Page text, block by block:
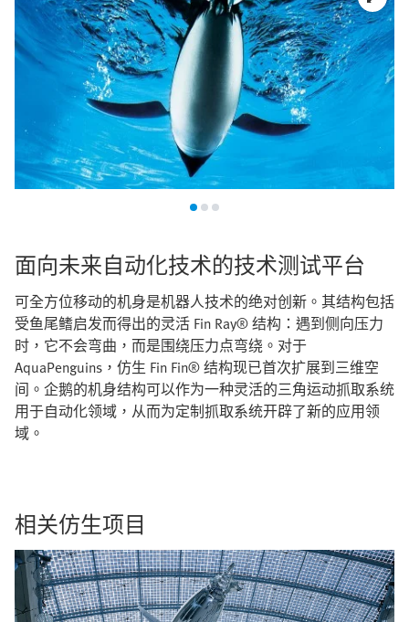
面向未来自动化技术的技术测试平台
可全方位移动的机身是机器人技术的绝对创新。其结构包括
受鱼尾鳍启发而得出的灵活 Fin Ray® 结构：遇到侧向压力
时，它不会弯曲，而是围绕压力点弯绕。对于
AquaPenguins，仿生 Fin Fin® 结构现已首次扩展到三维空
间。企鹅的机身结构可以作为一种灵活的三角运动抓取系统
用于自动化领域，从而为定制抓取系统开辟了新的应用领
域。
相关仿生项目